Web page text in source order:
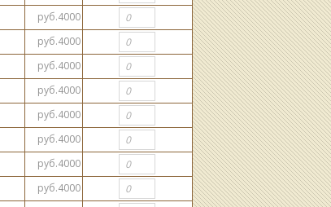
руб.4000
руб.4000
руб.4000
руб.4000
руб.4000
руб.4000
руб.4000
руб.4000